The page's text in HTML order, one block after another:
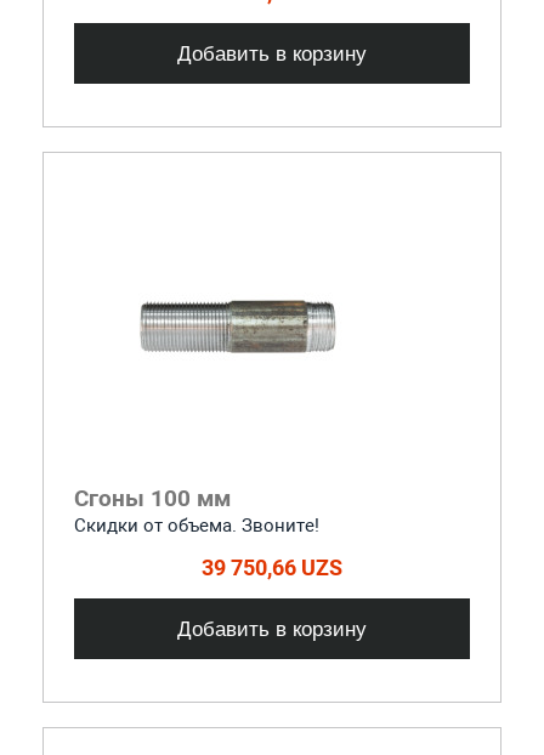
Добавить в корзину
Сгоны 100 мм
Скидки от объема. Звоните!
39 750,66 UZS
Добавить в корзину